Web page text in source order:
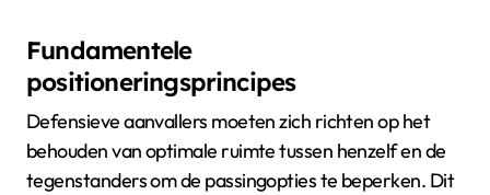
Fundamentele
positioneringsprincipes
Defensieve aanvallers moeten zich richten op het
behouden van optimale ruimte tussen henzelf en de
tegenstanders om de passingopties te beperken. Dit